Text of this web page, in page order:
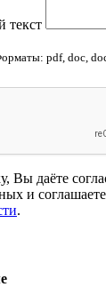
текст
pdf, doc,
Вы даёте
и
.